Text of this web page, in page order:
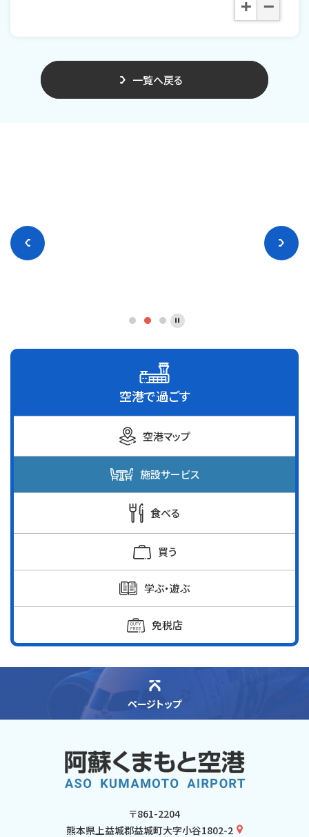
+ −
一覧へ戻る
空港で過ごす
空港マップ
施設サービス
食べる
買う
学ぶ・遊ぶ
免税店
ページトップ
〒861-2204
熊本県上益城郡益城町大字小谷1802-2